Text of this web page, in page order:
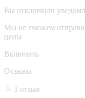
Вы отключили
Мы не сможем
цены
Включить
Отзывы
1 отзыв